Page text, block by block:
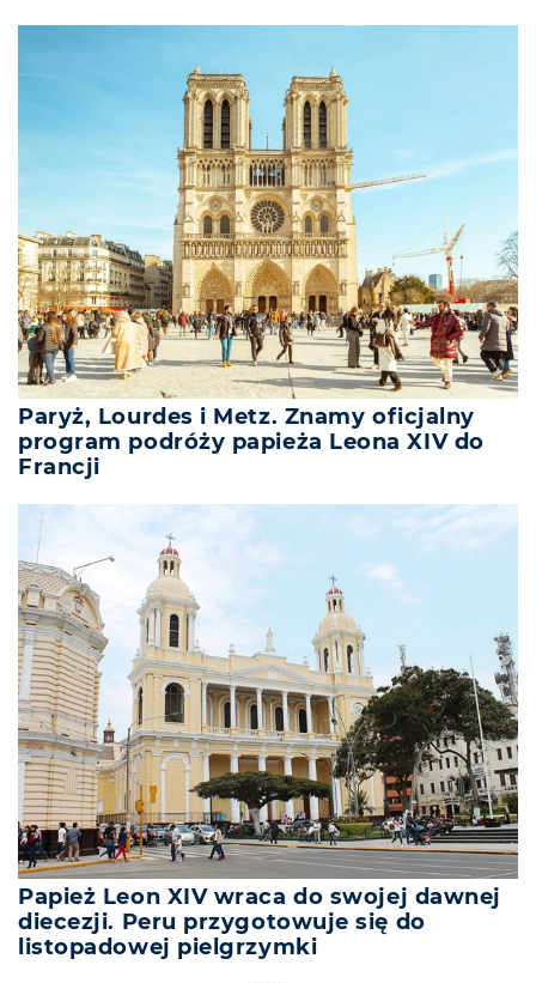
Paryż, Lourdes i Metz. Znamy oficjalny
program podróży papieża Leona XIV do
Francji
Papież Leon XIV wraca do swojej dawnej
diecezji. Peru przygotowuje się do
listopadowej pielgrzymki